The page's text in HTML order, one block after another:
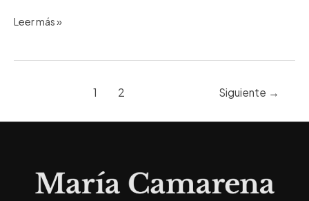
Laboratorio
Movimiento
Brew
Leer más »
1 2 Siguiente →